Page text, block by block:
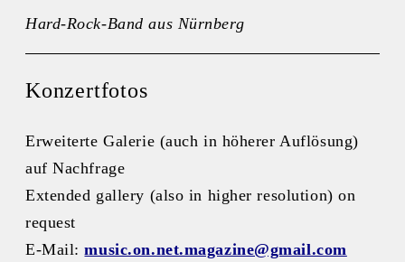
Hard-Rock-Band aus Nürnberg
Konzertfotos
Erweiterte Galerie (auch in höherer Auflösung)
auf Nachfrage
Extended gallery (also in higher resolution) on
request
E-Mail:music.on.net.magazine@gmail.com